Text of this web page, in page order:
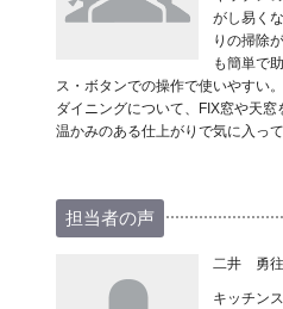
がし易く
りの掃除
も簡単で
ス・ボタンでの操作で使いやすい。
ダイニングについて、FIX窓や天窓
温かみのある仕上がりで気に入って
担当者の声
二井 勇往
キッチン